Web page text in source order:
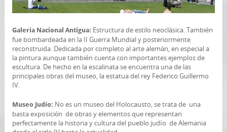
Galeria Nacional Antigua: Estructura de estilo neoclásica. También
fue bombardeada en la II Guerra Mundial y posteriormente
reconstruida. Dedicada por completo al arte alemán, en especial a
la pintura aunque también cuenta con importantes ejemplos de
escultura. De hecho en la escalinata se encuentra una de las
principales obras del museo, la estatua del rey Federico Guillermo
IV.
Museo Judío: No es un museo del Holocausto, se trata de una
basta exposición de obras y elementos que representan
perfectamente la historia y cultura del pueblo judío de Alemania